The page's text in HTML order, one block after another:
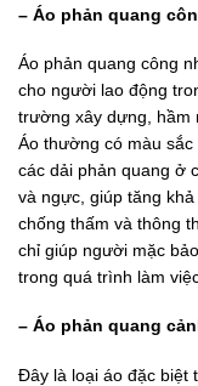
– Áo phản quang
Áo phản quang công
cho người lao động
trường xây dựng, hầm
Áo thường có màu
các dải phản quang ở
và ngực, giúp tăng
chống thấm và thông
chỉ giúp người mặc
trong quá trình làm
– Áo phản quang
Đây là loại áo đặc biệt